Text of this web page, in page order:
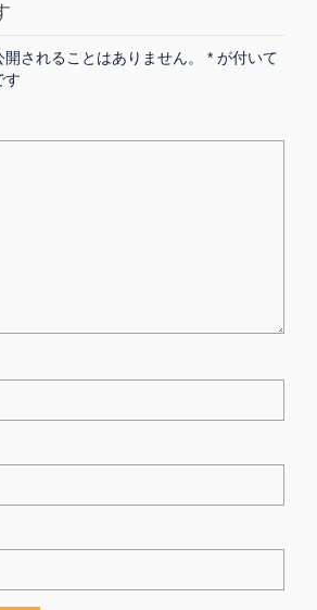
されることはありません。 * が付いて
す